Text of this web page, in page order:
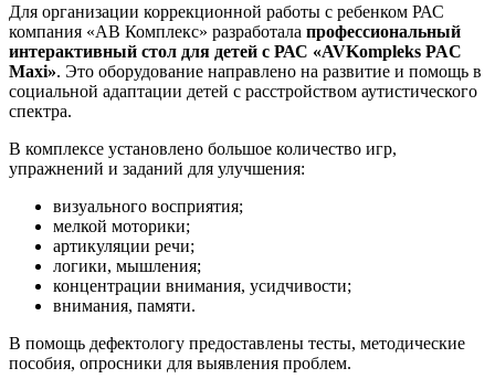
Для организации коррекционной работы с ребенком РАС
компания «АВ Комплекс» разработала профессиональный
интерактивный стол для детей с РАС «AVKompleks PAC
Maxi». Это оборудование направлено на развитие и помощь в
социальной адаптации детей с расстройством аутистического
спектра.
В комплексе установлено большое количество игр,
упражнений и заданий для улучшения:
визуального восприятия;
мелкой моторики;
артикуляции речи;
логики, мышления;
концентрации внимания, усидчивости;
внимания, памяти.
В помощь дефектологу предоставлены тесты, методические
пособия, опросники для выявления проблем.